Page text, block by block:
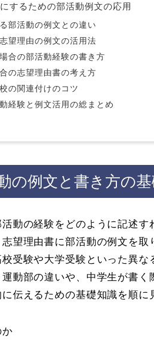
するための部活動例文の応用
部活動の例文との違い
望理由の例文の活用法
合の部活動経験の書き方
の志望理由書の考え方
の関連付けのコツ
経験と例文活用の総まとめ
の例文と書き方の
動の経験をどのように記述
望理由書に部活動の例文を
受験や大学受験といった異
動部の違いや、中学生が書
伝えるための基礎知識を順に
か